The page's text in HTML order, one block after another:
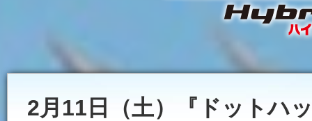
2月11日（土）『ドットハ